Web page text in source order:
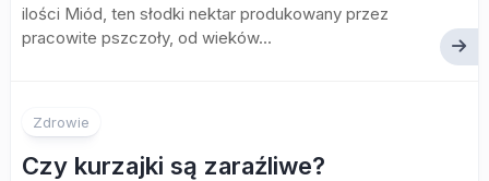
ilości Miód, ten słodki nektar produkowany przez
pracowite pszczoły, od wieków...
Zdrowie
Czy kurzajki są zaraźliwe?